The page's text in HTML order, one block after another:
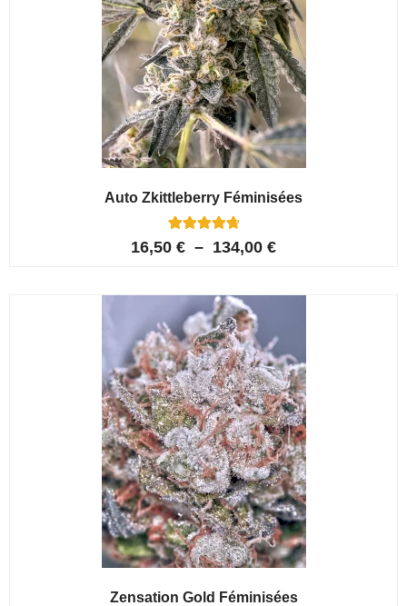
Auto Zkittleberry Féminisées
Noté
5
notations
client
16,50 € – 134,00 €
Zensation Gold Féminisées